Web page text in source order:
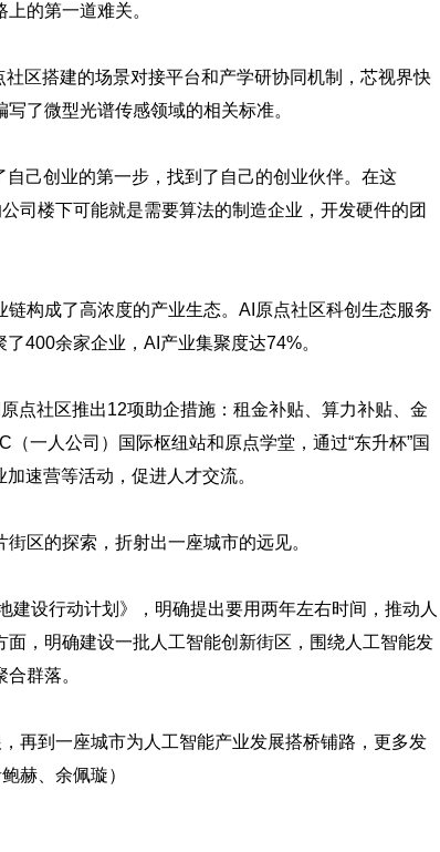
的第一道难关。
区搭建的场景对接平台和产学研协同机制，芯视界快
了微型光谱传感领域的相关标准。
己创业的第一步，找到了自己的创业伙伴。在这
司楼下可能就是需要算法的制造企业，开发硬件的团
构成了高浓度的产业生态。AI原点社区科创生态服务
400余家企业，AI产业集聚度达74%。
点社区推出12项助企措施：租金补贴、算力补贴、金
一人公司）国际枢纽站和原点学堂，通过“东升杯”国
速营等活动，促进人才交流。
区的探索，折射出一座城市的远见。
设行动计划》，明确提出要用两年左右时间，推动人
，明确建设一批人工智能创新街区，围绕人工智能发
群落。
再到一座城市为人工智能产业发展搭桥铺路，更多发
赫、余佩璇）